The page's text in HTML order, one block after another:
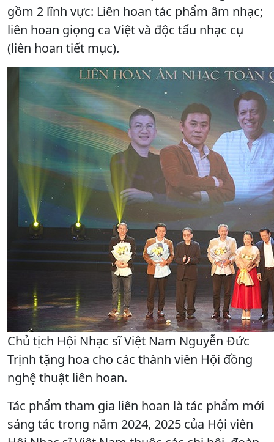
gồm 2 lĩnh vực: Liên hoan tác phẩm âm nhạc;
liên hoan giọng ca Việt và độc tấu nhạc cụ
(liên hoan tiết mục).
Chủ tịch Hội Nhạc sĩ Việt Nam Nguyễn Đức
Trịnh tặng hoa cho các thành viên Hội đồng
nghệ thuật liên hoan.
Tác phẩm tham gia liên hoan là tác phẩm mới
sáng tác trong năm 2024, 2025 của Hội viên